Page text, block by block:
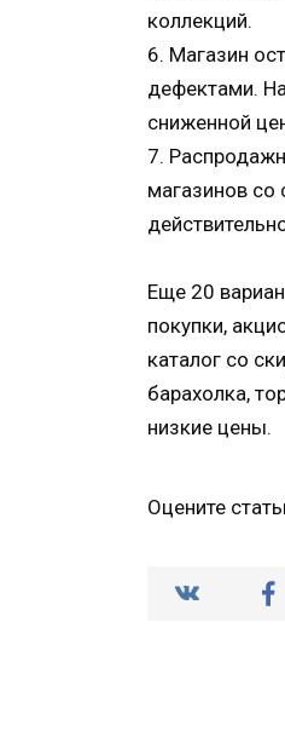
коллекций.
6. Магазин
дефектами.
сниженной
7.
магазинов
Еще 20
покупки,
каталог со
барахолка,
низкие цены.
Оцените